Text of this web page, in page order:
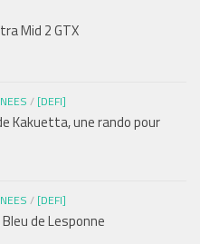
Mid 2 GTX
/ [DEFI]
Kakuetta, une rando pour
/ [DEFI]
de Lesponne